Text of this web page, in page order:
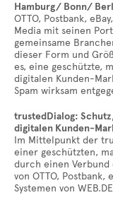
Hamburg/ Bonn/
OTTO, Postbank,
Media mit seinen
gemeinsame
dieser Form und
es, eine geschützte,
digitalen Kunden-
Spam wirksam
trustedDialog:
digitalen Kunden-
Im Mittelpunkt der
einer geschützten,
durch einen
von OTTO, Postbank,
Systemen von